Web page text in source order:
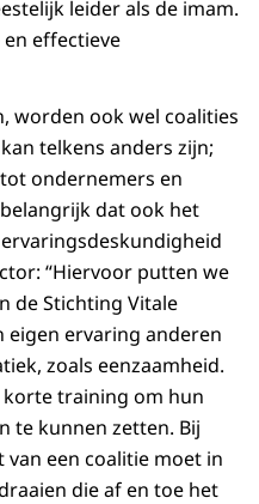
leider als de imam.
effectieve
worden ook wel coalities
telkens anders zijn;
ondernemers en
dat ook het
“Hiervoor putten we
de Stichting Vitale
eigen ervaring anderen
zoals eenzaamheid.
korte training om hun
te kunnen zetten. Bij
een coalitie moet in
die af en toe het